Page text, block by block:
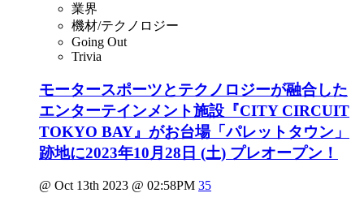
業界
機材/テクノロジー
Going Out
Trivia
モータースポーツとテクノロジーが融合した
エンターテインメント施設『CITY CIRCUIT
TOKYO BAY』がお台場「パレットタウン」
跡地に2023年10月28日 (土) プレオープン！
@ Oct 13th 2023 @ 02:58PM 35